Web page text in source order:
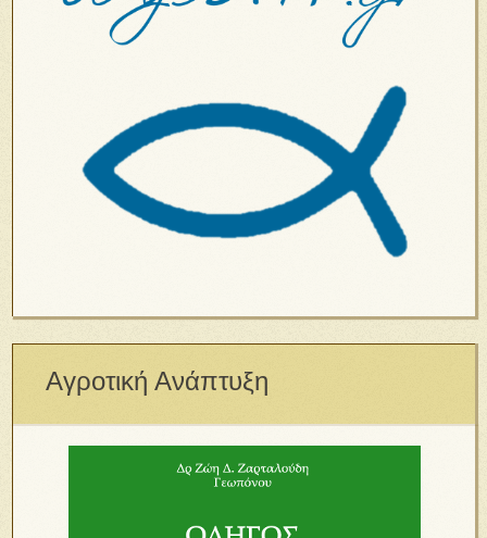
Αγροτική Ανάπτυξη